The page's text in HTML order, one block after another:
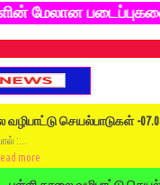
படைப்புகளை
செயல்பாடுகள் -
:...
more